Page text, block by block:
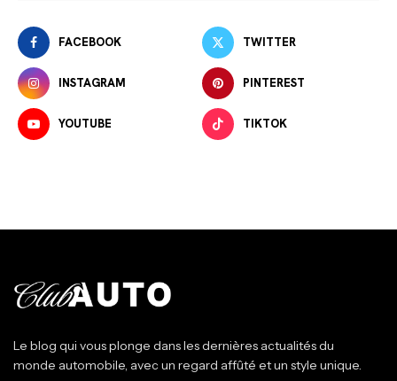
FACEBOOK TWITTER
INSTAGRAM PINTEREST
YOUTUBE TIKTOK
Le blog qui vous plonge dans les dernières actualités du
monde automobile, avec un regard affûté et un style unique.